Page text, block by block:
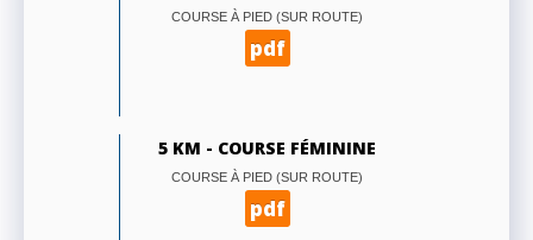
COURSE À PIED (SUR ROUTE)
pdf
5 KM - COURSE FÉMININE
COURSE À PIED (SUR ROUTE)
pdf